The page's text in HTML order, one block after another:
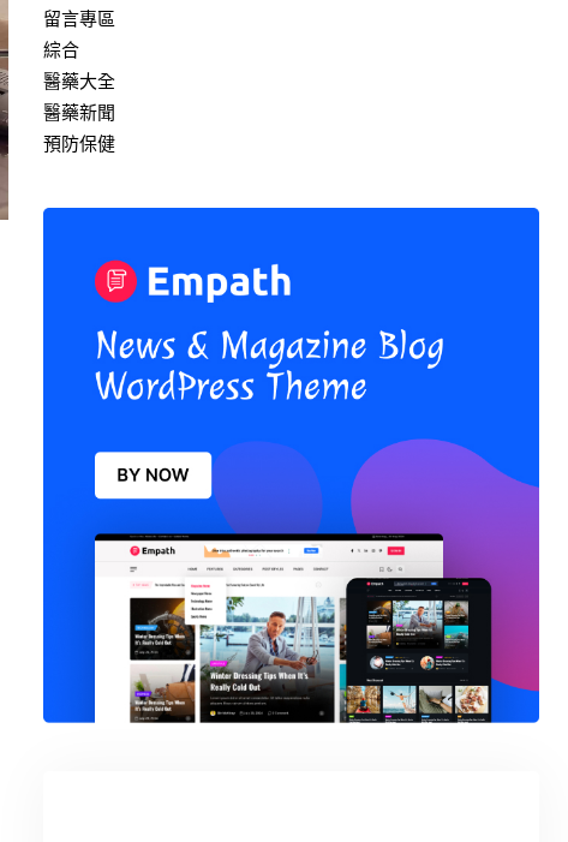
留言專區
綜合
醫藥大全
醫藥新聞
預防保健